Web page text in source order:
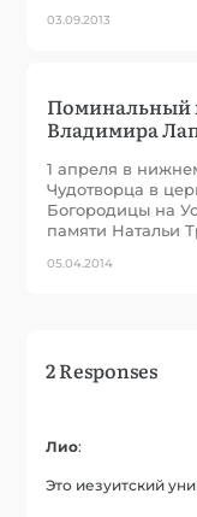
03.09.2013
Поминальный
Владимира
1 апреля в
Чудотворца в
Богородицы на
памяти Натальи
05.04.2014
2 Responses
Лио:
Это иезуитский